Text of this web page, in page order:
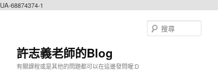
UA-68874374-1
許志義老師的Blog
有關課程或是其他的問題都可以在這邊發問喔:D
尋